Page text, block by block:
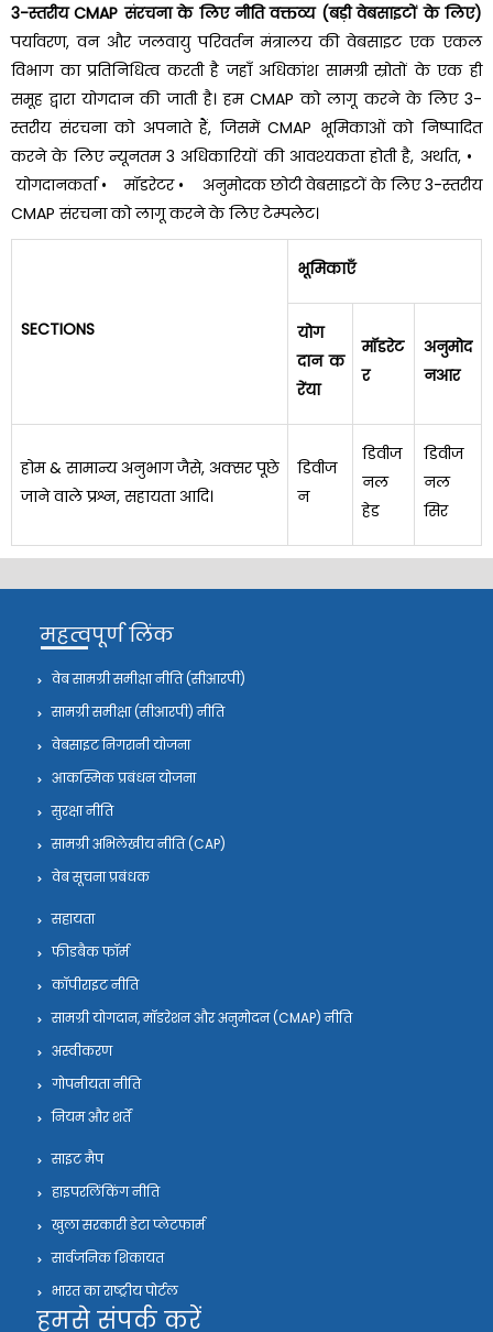
3-स्तरीय CMAP संरचना के लिए नीति वक्तव्य (बड़ी वेबसाइटों के लिए)
पर्यावरण, वन और जलवायु परिवर्तन मंत्रालय की वेबसाइट एक एकल
विभाग का प्रतिनिधित्व करती है जहाँ अधिकांश सामग्री स्रोतों के एक ही
समूह द्वारा योगदान की जाती है। हम CMAP को लागू करने के लिए 3-
स्तरीय संरचना को अपनाते हैं, जिसमें CMAP भूमिकाओं को निष्पादित
करने के लिए न्यूनतम 3 अधिकारियों की आवश्यकता होती है, अर्थात,•
योगदानकर्ता• मॉडरेटर• अनुमोदकछोटी वेबसाइटों के लिए 3-स्तरीय
CMAP संरचना को लागू करने के लिए टेम्पलेट।
SECTIONS
भूमिकाएँ
योग
दान क
रेंया
मॉडरेट
र
अनुमोद
नआर
होम & सामान्य अनुभाग जैसे, अक्सर पूछे
जाने वाले प्रश्न, सहायता आदि।
डिवीज
न
डिवीज
नल
हेड
डिवीज
नल
सिर
महत्वपूर्ण लिंक
वेब सामग्री समीक्षा नीति (सीआरपी)
सामग्री समीक्षा (सीआरपी) नीति
वेबसाइट निगरानी योजना
आकस्मिक प्रबंधन योजना
सुरक्षा नीति
सामग्री अभिलेखीय नीति (CAP)
वेब सूचना प्रबंधक
सहायता
फीडबैक फॉर्म
कॉपीराइट नीति
सामग्री योगदान, मॉडरेशन और अनुमोदन (CMAP) नीति
अस्वीकरण
गोपनीयता नीति
नियम और शर्तें
साइट मैप
हाइपरलिंकिंग नीति
खुला सरकारी डेटा प्लेटफार्म
सार्वजनिक शिकायत
भारत का राष्ट्रीय पोर्टल
हमसे संपर्क करें